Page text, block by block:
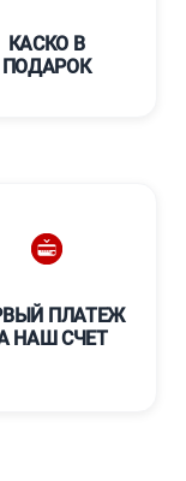
КАСКО В
ПОДАРОК
****
ПЛАТЕЖ
НАШ СЧЕТ